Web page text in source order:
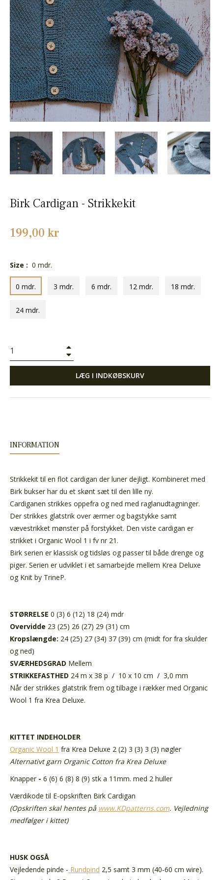
Birk Cardigan - Strikkekit
Normalpris
199,00 kr
Size : 0 mdr.
0 mdr. 3 mdr. 6 mdr. 12 mdr. 18 mdr.
24 mdr.
LÆG I INDKØBSKURV
INFORMATION
Strikkekit til en flot cardigan der luner dejligt. Kombineret med
Birk bukser har du et skønt sæt til den lille ny.
Cardiganen strikkes oppefra og ned med raglanudtagninger.
Der strikkes glatstrik over ærmer og bagstykke samt
vævestrikket mønster på forstykket. Den viste cardigan er
strikket i Organic Wool 1 i fv nr 21.
Birk serien er klassisk og tidsløs og passer til både drenge og
piger. Serien er udviklet i et samarbejde mellem Krea Deluxe
og Knit by TrineP.
STØRRELSE 0 (3) 6 (12) 18 (24) mdr
Overvidde 23 (25) 26 (27) 29 (31) cm
Kropslængde: 24 (25) 27 (34) 37 (39) cm (midt for fra skulder
og ned)
SVÆRHEDSGRAD Mellem
STRIKKEFASTHED 24 m x 38 p / 10 x 10 cm / 3,0 mm
Når der strikkes glatstrik frem og tilbage i rækker med Organic
Wool 1 fra Krea Deluxe.
KITTET INDEHOLDER
Organic Wool 1 fra Krea Deluxe 2 (2) 3 (3) 3 (3) nøgler
Alternativt garn Organic Cotton fra Krea Deluxe
Knapper - 6 (6) 6 (8) 8 (9) stk a 11mm. med 2 huller
Værdikode til E-opskriften Birk Cardigan
(Opskriften skal hentes på www.KDpatterns.com. Vejledning
medfølger i kittet)
HUSK OGSÅ
Vejledende pinde - Rundpind 2,5 samt 3 mm (40-60 cm wire).